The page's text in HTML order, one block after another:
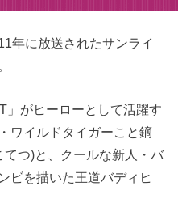
年に放送されたサンライ
」がヒーローとして活躍す
ワイルドタイガーこと鏑
つ)と、クールな新人・バ
ビを描いた王道バディヒ